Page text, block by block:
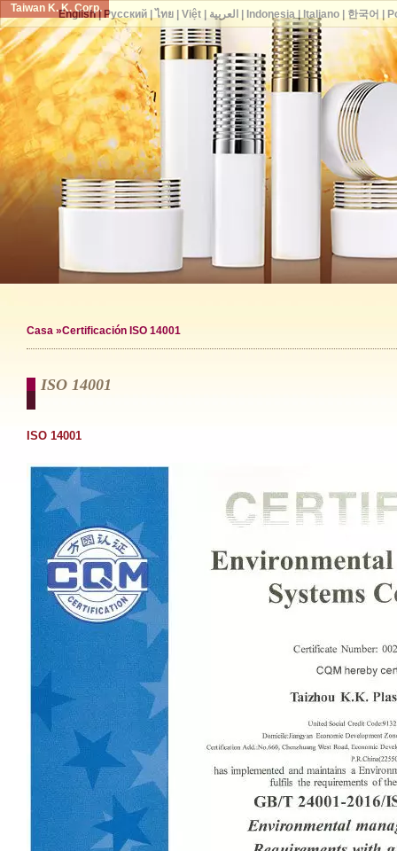
Taiwan K. K. Corp.
Casa »Certificación ISO 14001
ISO 14001
ISO 14001
English| Русский| ไทย| Việt| العربية Indonesia| Italiano| 한국어